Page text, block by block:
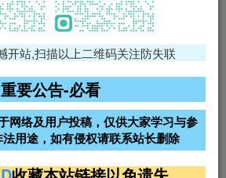
腾讯轻量4核4G3M服务器38元/
器68元/
雨云高防免备案服务器
租 超低价文字广告位招租
开站,扫描以上二维码关注防失联
重要公告-必看
网络及用户投稿，仅供大家学习与参
用途，如有侵权请联系站长删除